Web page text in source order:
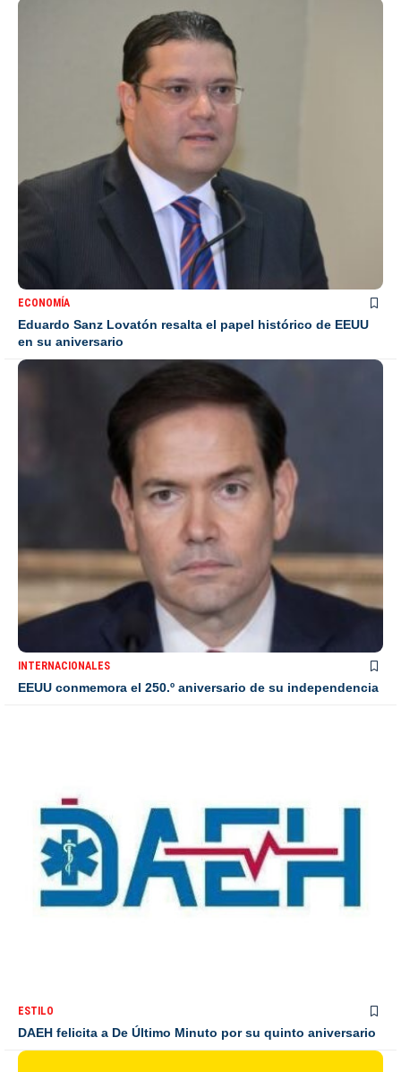
ECONOMÍA
Eduardo Sanz Lovatón resalta el papel histórico de EEUU
en su aniversario
INTERNACIONALES
EEUU conmemora el 250.º aniversario de su independencia
ESTILO
DAEH felicita a De Último Minuto por su quinto aniversario